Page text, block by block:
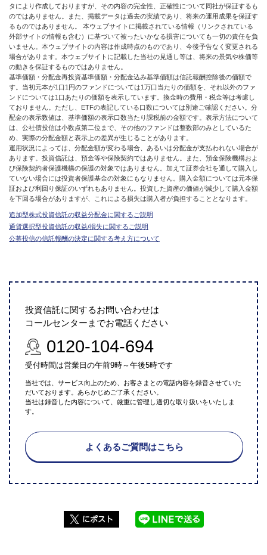
タにより作成しておりますが、その内容の完全性、正確性について同社が保証するも
のではありません。また、掲載データは過去の実績であり、将来の運用成果を保証す
るものではありません。 本ウェブサイトに掲載されている情報（リンクされている
外部サイトの情報も含む）に基づいて被ったいかなる損害についても一切の責任を負
いません。本ウェブサイトの内容は作成時点のものであり、今後予告なく変更される
場合があります。本ウェブサイトに記載した当社の見通し等は、将来の景気や株価等
の動きを保証するものではありません。
基準価額・分配金再投資基準価額・分配金込み基準価額は信託報酬控除後の価額で
す。当初元本が1口1円のファンドについては1万口当たりの価額を、それ以外のファ
ンドについては1口あたりの価額を表示しています。換金時の費用・税金等は考慮し
ておりません。ただし、ETFの表記している口数については別途ご確認ください。分
配金の表示数値は、基準価額の表示口数当たり課税前の金額です。表示方法について
は、公社債投信は小数点第二位まで、その他のファンドは整数部のみとしているた
め、実際の分配金額と表示上の差異が生じることがあります。
運用状況によっては、分配金額が変わる場合、あるいは分配金が支払われない場合が
あります。投資信託は、預金等や保険契約ではありません。また、預金保険機構およ
び保険契約者保護機構の保護の対象ではありません。加えて証券会社を通して購入し
ていない場合には投資者保護基金の対象にもなりません。購入金額については元本保
証および利回り保証のいずれもありません。投資した資産の価値が減少して購入金額
を下回る場合がありますが、これによる損失は購入者が負担することとなります。
追加型株式投資信託の収益分配金に関するご説明
通貨選択型投資信託の収益/損失に関するご説明
公募投信の信託報酬の決定に関する考え方について
投資信託に関するお問い合わせは
コールセンターまでお電話ください
0120-104-694
受付時間は営業日の午前9時～午後5時です
当社では、サービス向上のため、お客さまとの電話内容を録音させていた
だいております。あらかじめご了承ください。
当社は録音した内容について、厳重に管理し適切な取り扱いをいたしま
す。
よくあるご質問はこちら